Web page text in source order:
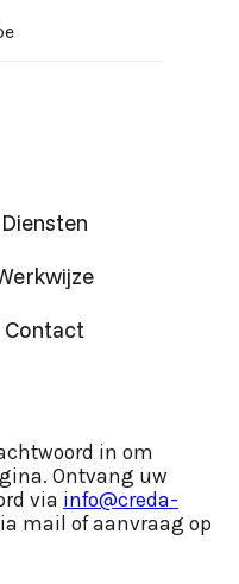
Diensten
Contact
in om
Ontvang uw
via info@creda-
mail of aanvraag op